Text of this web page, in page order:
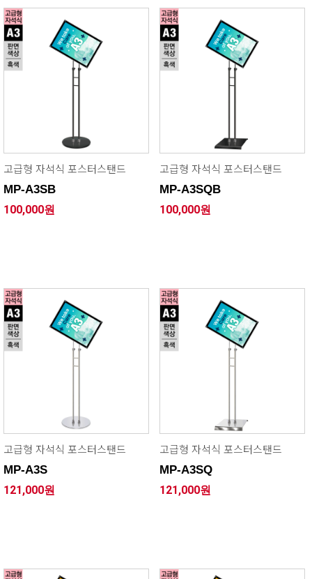
고급형 자석식 포스터스탠드
MP-A3SB
100,000원
고급형 자석식 포스터스탠드
MP-A3SQB
100,000원
고급형 자석식 포스터스탠드
MP-A3S
121,000원
고급형 자석식 포스터스탠드
MP-A3SQ
121,000원